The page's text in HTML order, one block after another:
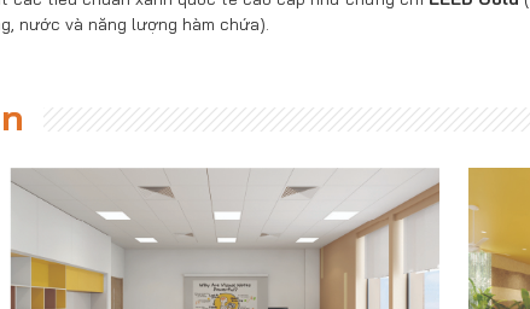
nước và năng lượng hàm chứa).